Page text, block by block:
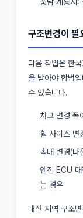
구조변경이 필
다음 작업은 한
을 받아야 합법
수 있습니다.
차고 변경 폭
휠 사이즈 변
촉매 변경(다
엔진 ECU 매
는 경우
대전 지역 구조